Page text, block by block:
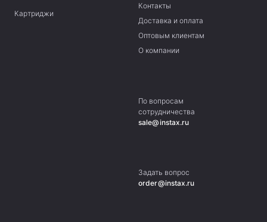
Картриджи
Контакты
Доставка и оплата
Оптовым клиентам
О компании
По вопросам
сотрудничества
sale@instax.ru
Задать вопрос
order@instax.ru